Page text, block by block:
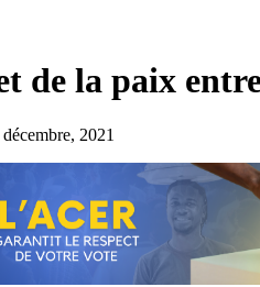
de la paix
décembre, 2021